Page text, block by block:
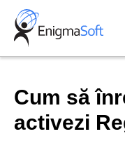
Skip
content
Cum să
activezi